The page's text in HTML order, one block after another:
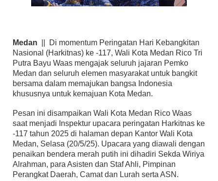
Medan || Di momentum Peringatan Hari Kebangkitan
Nasional (Harkitnas) ke -117, Wali Kota Medan Rico Tri
Putra Bayu Waas mengajak seluruh jajaran Pemko
Medan dan seluruh elemen masyarakat untuk bangkit
bersama dalam memajukan bangsa Indonesia
khususnya untuk kemajuan Kota Medan.
Pesan ini disampaikan Wali Kota Medan Rico Waas
saat menjadi Inspektur upacara peringatan Harkitnas ke
-117 tahun 2025 di halaman depan Kantor Wali Kota
Medan, Selasa (20/5/25). Upacara yang diawali dengan
penaikan bendera merah putih ini dihadiri Sekda Wiriya
Alrahman, para Asisten dan Staf Ahli, Pimpinan
Perangkat Daerah, Camat dan Lurah serta ASN.